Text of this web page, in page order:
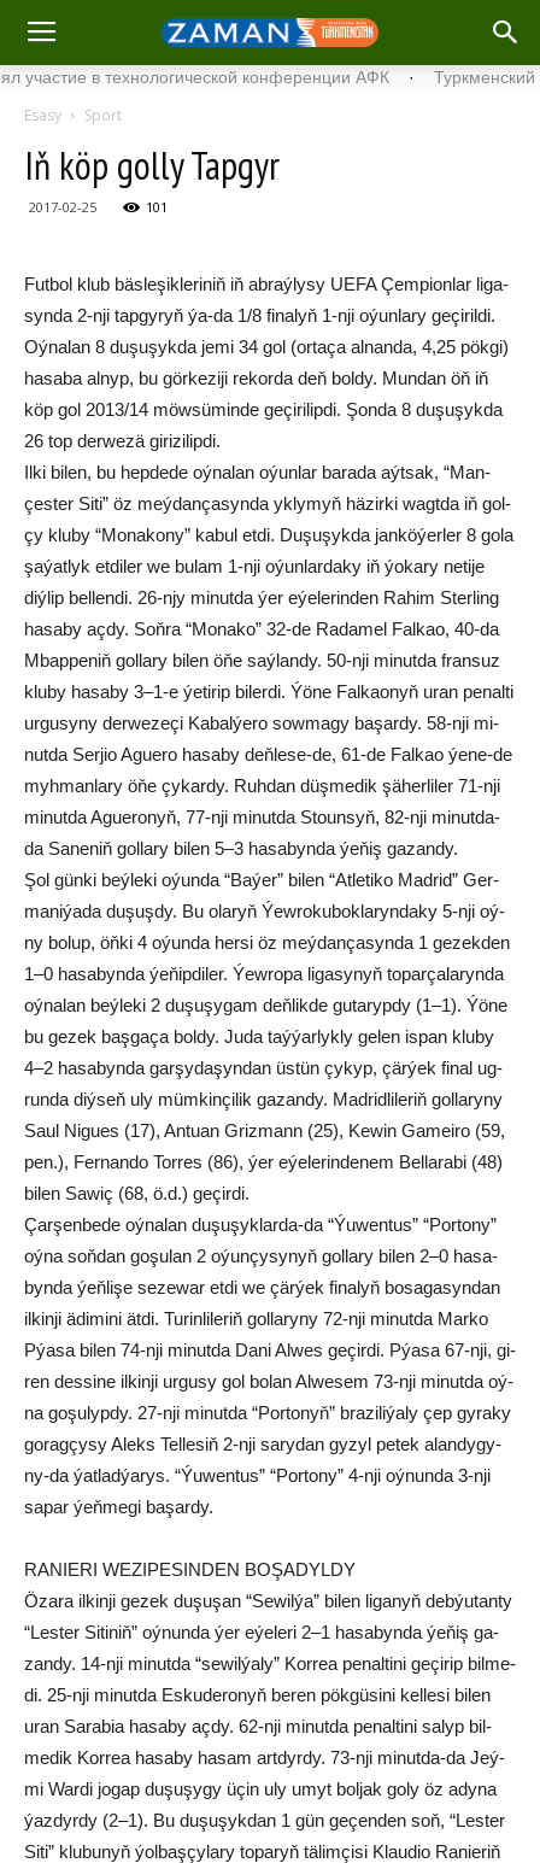
в технологической конференции АФК · Туркменский шельф
Esasy Sport
Iň köp golly Tapgyr
2017-02-25 101
Fut­bol klub bäs­le­şik­le­ri­niň iň ab­raý­ly­sy UEFA Çem­pi­on­lar li­ga­
syn­da 2-nji tap­gy­ryň ýa-da 1/8 fi­na­lyň 1-nji oýun­la­ry ge­çi­ril­di.
Oý­na­lan 8 du­şu­şyk­da je­mi 34 gol (or­ta­ça al­nan­da, 4,25 pök­gi)
ha­sa­ba al­nyp, bu gör­ke­zi­ji re­korda deň bol­dy. Mun­dan öň iň
köp gol 2013/14 möw­sü­min­de ge­çi­ri­lip­di. Şon­da 8 du­şu­şyk­da
26 top der­we­zä gi­ri­zi­lip­di.
Il­ki bilen, bu hep­de­de oý­na­lan oýun­lar ba­ra­da aýt­sak, “Man­
çes­ter Si­ti” öz meý­dan­ça­syn­da yk­ly­myň hä­zir­ki wagt­da iň gol­
çy klu­by “Mo­na­ko­ny” ka­bul et­di. Du­şu­şyk­da jan­kö­ýer­ler 8 go­la
şa­ýat­lyk et­di­ler we bu­lam 1-nji oýun­lar­da­ky iň ýo­ka­ry ne­ti­je
diý­lip bel­len­di. 26-njy mi­nut­da ýer eýe­le­rin­den Ra­him Ster­ling
ha­sa­by aç­dy. Soň­ra “Mo­na­ko” 32-de Ra­da­mel Fal­kao, 40-da
Mbap­pe­niň gol­la­ry bi­len öňe saý­lan­dy. 50-nji mi­nut­da fran­suz
klu­by ha­sa­by 3–1-e ýe­ti­rip bi­ler­di. Ýö­ne Fal­kao­nyň uran pe­nal­ti
ur­gu­sy­ny der­we­ze­çi Ka­bal­ýe­ro sow­ma­gy ba­şar­dy. 58-nji mi­
nut­da Ser­jio Ague­ro ha­sa­by deň­le­se-de, 61-de Fal­kao ýe­ne-de
myh­man­la­ry öňe çy­kar­dy. Ruh­dan düş­me­dik şä­her­li­ler 71-nji
mi­nut­da Ague­ro­nyň, 77-nji mi­nut­da Stoun­syň, 82-nji mi­nut­da-
da Sa­ne­niň gol­la­ry bi­len 5–3 ha­sa­byn­da ýe­ňiş ga­zan­dy.
Şol gün­ki beý­le­ki oýun­da “Ba­ýer” bi­len “At­le­ti­ko Mad­rid” Ger­
ma­ni­ýa­da du­şuş­dy. Bu ola­ryň Ýew­ro­ku­bok­la­ryn­da­ky 5-nji oý­
ny bo­lup, öň­ki 4 oýun­da her­si öz meý­dan­ça­syn­da 1 ge­zek­den
1–0 ha­sa­byn­da ýe­ňip­di­ler. Ýew­ro­pa li­ga­sy­nyň to­par­ça­la­ryn­da
oý­na­lan beý­le­ki 2 du­şu­şy­gam deň­lik­de gu­ta­ryp­dy (1–1). Ýö­ne
bu ge­zek baş­ga­ça bol­dy. Ju­da taý­ýar­lyk­ly ge­len is­pan klu­by
4–2 ha­sa­byn­da gar­şy­da­şyn­dan üs­tün çy­kyp, çär­ýek fi­nal ug­
run­da diý­seň uly müm­kin­çi­lik ga­zan­dy. Mad­rid­li­le­riň gol­la­ry­ny
Sa­ul Ni­gu­es (17), An­tu­an Griz­mann (25), Ke­win Ga­mei­ro (59,
pen.), Fer­nan­do Tor­res (86), ýer eýe­le­rin­de­nem Bel­la­ra­bi (48)
bi­len Sa­wiç (68, ö.d.) ge­çir­di.
Çar­şen­be­de oý­na­lan duşuşyk­lar­da-da “Ýu­wen­tus” “Por­to­ny”
oý­na soň­dan go­şu­lan 2 oýun­çy­sy­nyň gol­la­ry bi­len 2–0 ha­sa­
byn­da ýeň­li­şe se­ze­war et­di we çär­ýek fi­na­lyň bo­sa­ga­syn­dan
il­kin­ji ädi­mi­ni ät­di. Tu­rin­li­le­riň gol­la­ry­ny 72-nji mi­nut­da Mar­ko
Pýa­sa bilen 74-nji mi­nut­da Da­ni Al­wes ge­çir­di. Pýa­sa 67-nji, gi­
ren des­si­ne il­kin­ji ur­gu­sy gol bo­lan Al­we­sem 73-nji mi­nut­da oý­
na go­şu­lyp­dy. 27-nji mi­nut­da “Por­to­nyň” bra­zi­li­ýa­ly çep gy­ra­ky
go­rag­çy­sy Aleks Tel­le­siň 2-nji sa­ry­dan gy­zyl pe­tek alan­dy­gy­
ny-da ýat­lad­ýa­rys. “Ýu­wen­tus” “Por­to­ny” 4-nji oý­nun­da 3-nji
sa­par ýeň­me­gi ba­şar­dy.
RA­NIE­RI WE­ZI­PE­SIN­DEN BO­ŞA­DYL­DY
Öza­ra il­kin­ji ge­zek du­şu­şan “Se­wil­ýa” bi­len li­ga­nyň deb­ýu­tan­ty
“Les­ter Si­ti­niň” oý­nun­da ýer eýe­le­ri 2–1 ha­sa­byn­da ýe­ňiş ga­
zan­dy. 14-nji mi­nut­da “se­wil­ýa­ly” Kor­rea pe­nal­ti­ni ge­çi­rip bil­me­
di. 25-nji mi­nut­da Es­ku­de­ro­nyň be­ren pök­gü­si­ni kel­le­si bi­len
uran Sa­ra­bia ha­sa­by aç­dy. 62-nji mi­nut­da pe­nal­ti­ni sa­lyp bil­
me­dik Kor­rea ha­sa­by ha­sam art­dyr­dy. 73-nji mi­nut­da-da Jeý­
mi War­di jo­gap du­şu­şy­gy üçin uly umyt bol­jak go­ly öz ady­na
ýaz­dyr­dy (2–1). Bu du­şu­şyk­dan 1 gün ge­çen­den soň, “Les­ter
Si­ti” klu­bu­nyň ýol­baş­çy­la­ry to­pa­ryň tä­lim­çi­si Klau­dio Ra­nie­riň